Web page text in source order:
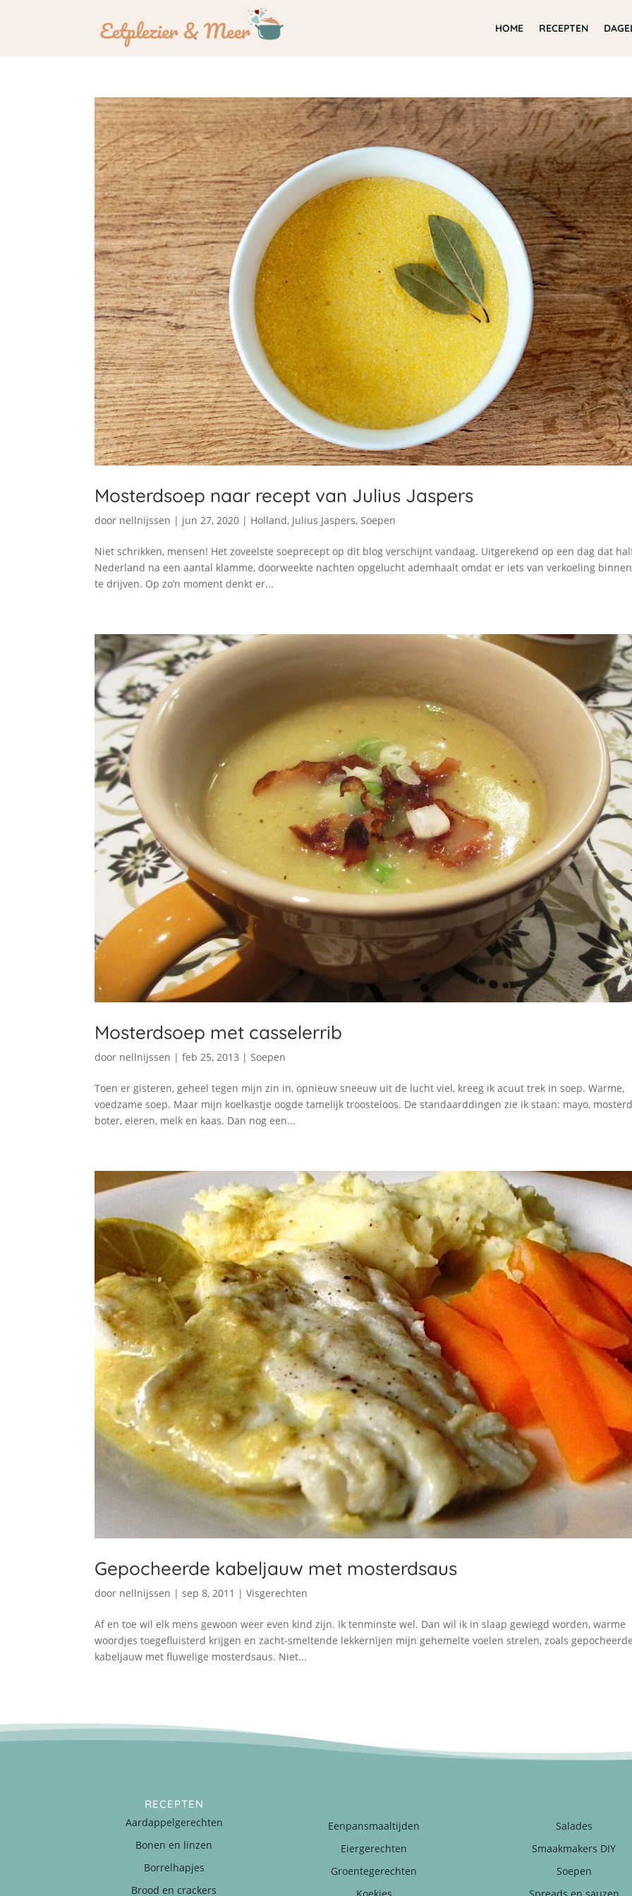
HOME RECEPTEN
Mosterdsoep naar recept van Julius Jaspers
door nellnijssen | jun 27, 2020 | Holland, Julius Jaspers,Soepen
Niet schrikken, mensen! Het zoveelste soeprecept op dit blog verschijnt vandaag. Uitgerekend op een dag dat
Nederland na een aantal klamme, doorweekte nachten opgelucht ademhaalt omdat er iets van verkoeling
te drijven. Op zo’n moment denkt er...
Mosterdsoep met casselerrib
door nellnijssen |feb 25, 2013 | Soepen
Toen er gisteren, geheel tegen mijn zin in, opnieuw sneeuw uit de lucht viel, kreeg ik acuut trek in soep. Warme,
voedzame soep. Maar mijn koelkastje oogde tamelijk troosteloos. De standaarddingen zie ik staan: mayo,
boter, eieren, melk en kaas. Dan nog een...
Gepocheerde kabeljauw met mosterdsaus
door nellnijssen |sep 8, 2011 |Visgerechten
Af en toe wil elk mens gewoon weer even kind zijn. Ik tenminste wel. Dan wil ik in slaap gewiegd worden, warme
woordjes toegefluisterd krijgen en zacht-smeltende lekkernijen mijn gehemelte voelen strelen, zoals
kabeljauw met fluwelige mosterdsaus. Niet...
RECEPTEN
Aardappelgerechten
Bonen en linzen
Borrelhapjes
Brood en crackers
Eenpansmaaltijden
Eiergerechten
Groentegerechten
Salades
Smaakmakers DIY
Soepen